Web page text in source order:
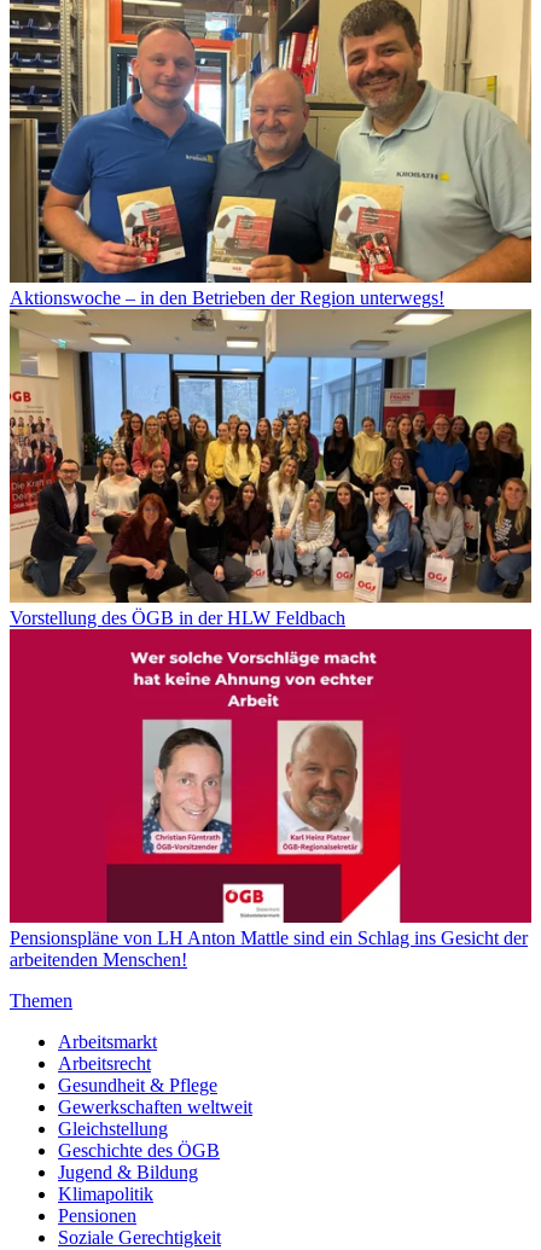
Aktionswoche – in den Betrieben der Region unterwegs!
Vorstellung des ÖGB in der HLW Feldbach
Pensionspläne von LH Anton Mattle sind ein Schlag ins Gesicht der
arbeitenden Menschen!
Themen
Arbeitsmarkt
Arbeitsrecht
Gesundheit & Pflege
Gewerkschaften weltweit
Gleichstellung
Geschichte des ÖGB
Jugend & Bildung
Klimapolitik
Pensionen
Soziale Gerechtigkeit